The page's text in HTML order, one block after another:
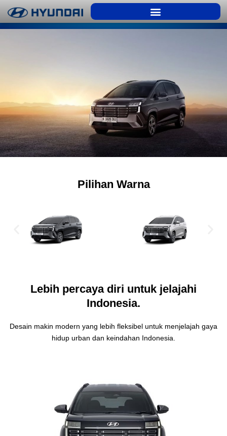
Pilihan Warna
Lebih percaya diri untuk jelajahi
Indonesia.
Desain makin modern yang lebih fleksibel untuk menjelajah gaya
hidup urban dan keindahan Indonesia.